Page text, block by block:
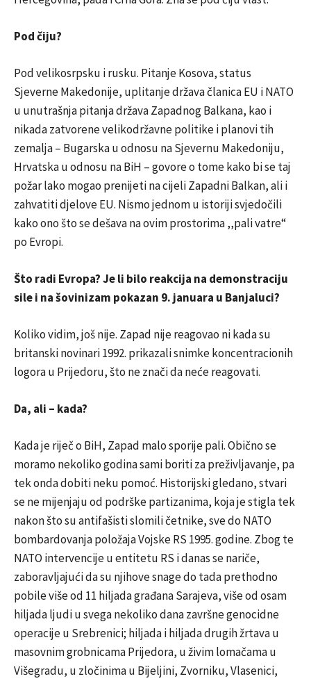
Pod čiju?
Pod velikosrpsku i rusku. Pitanje Kosova, status
Sjeverne Makedonije, uplitanje država članica EU i NATO
u unutrašnja pitanja država Zapadnog Balkana, kao i
nikada zatvorene velikodržavne politike i planovi tih
zemalja – Bugarska u odnosu na Sjevernu Makedoniju,
Hrvatska u odnosu na BiH – govore o tome kako bi se taj
požar lako mogao prenijeti na cijeli Zapadni Balkan, ali i
zahvatiti djelove EU. Nismo jednom u istoriji svjedočili
kako ono što se dešava na ovim prostorima ,,pali vatre“
po Evropi.
Što radi Evropa? Je li bilo reakcija na demonstraciju
sile i na šovinizam pokazan 9. januara u Banjaluci?
Koliko vidim, još nije. Zapad nije reagovao ni kada su
britanski novinari 1992. prikazali snimke koncentracionih
logora u Prijedoru, što ne znači da neće reagovati.
Da, ali – kada?
Kada je riječ o BiH, Zapad malo sporije pali. Obično se
moramo nekoliko godina sami boriti za preživljavanje, pa
tek onda dobiti neku pomoć. Historijski gledano, stvari
se ne mijenjaju od podrške partizanima, koja je stigla tek
nakon što su antifašisti slomili četnike, sve do NATO
bombardovanja položaja Vojske RS 1995. godine. Zbog te
NATO intervencije u entitetu RS i danas se nariče,
zaboravljajući da su njihove snage do tada prethodno
pobile više od 11 hiljada građana Sarajeva, više od osam
hiljada ljudi u svega nekoliko dana završne genocidne
operacije u Srebrenici; hiljada i hiljada drugih žrtava u
masovnim grobnicama Prijedora, u živim lomačama u
Višegradu, u zločinima u Bijeljini, Zvorniku, Vlasenici,